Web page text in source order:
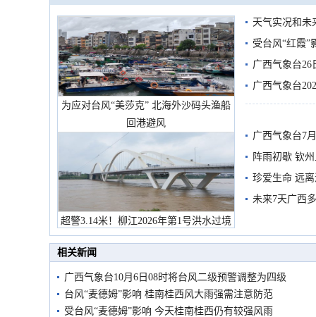
为应对台风“美莎克” 北海外沙码头渔船
回港避风
超警3.14米！柳江2026年第1号洪水过境
市民在堤岸见证汛况
天气实况和未
受台风“红霞”
有较强降雨
广西气象台26
广西气象台
预警
广西气象台7
阵雨初歇 钦
珍爱生命 远
未来7天广西
相关新闻
广西气象台10月6日08时将台风二级预警调整为四级
台风“麦德姆”影响 桂南桂西风大雨强需注意防范
受台风“麦德姆”影响 今天桂南桂西仍有较强风雨